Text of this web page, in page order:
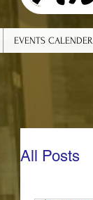
EVENTS CALENDER
All Posts